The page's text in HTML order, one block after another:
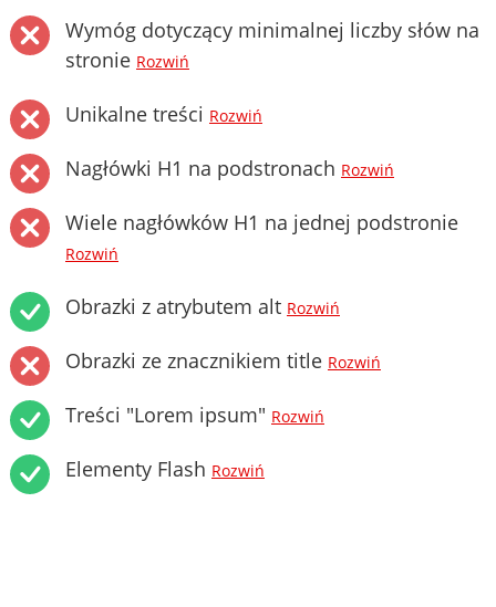
Wymóg dotyczący minimalnej liczby słów na
stronie Rozwiń
Unikalne treści Rozwiń
Nagłówki H1 na podstronach Rozwiń
Wiele nagłówków H1 na jednej podstronie
Rozwiń
Obrazki z atrybutem alt Rozwiń
Obrazki ze znacznikiem title Rozwiń
Treści "Lorem ipsum" Rozwiń
Elementy Flash Rozwiń